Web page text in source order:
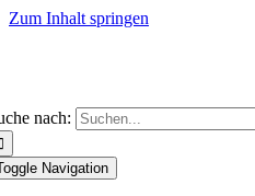
Zum Inhalt springen
nach:
Navigation